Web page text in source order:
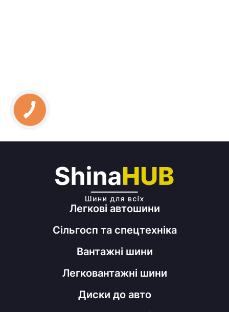
Легкові автошини
Сільгосп та спецтехніка
Вантажні шини
Легковантажні шини
Диски до авто